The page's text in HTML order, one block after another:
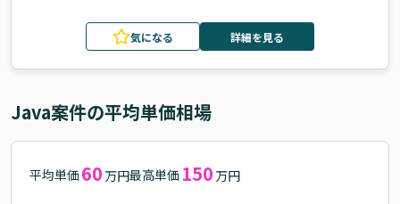
気になる 詳細を見る
Java案件の平均単価相場
平均単価 60 万円最高単価 150 万円